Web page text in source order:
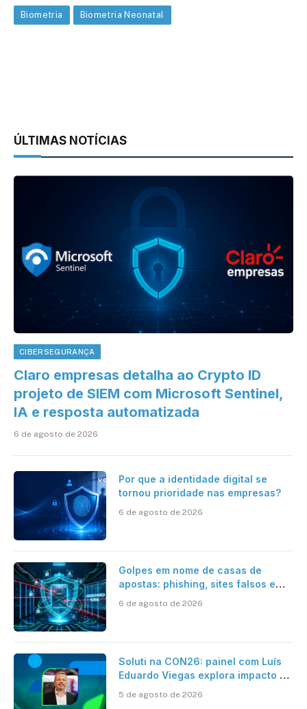
Biometria Biometria Neonatal
ÚLTIMAS NOTÍCIAS
CIBERSEGURANÇA
Claro empresas detalha ao Crypto ID
projeto de SIEM com Microsoft Sentinel,
IA e resposta automatizada
6 de agosto de 2026
Por que a identidade digital se
tornou prioridade nas empresas?
6 de agosto de 2026
Golpes em nome de casas de
apostas: phishing, sites falsos e
6 de agosto de 2026
Soluti na CON26: painel com Luís
Eduardo Viegas explora impacto de
Contabilidade
5 de agosto de 2026